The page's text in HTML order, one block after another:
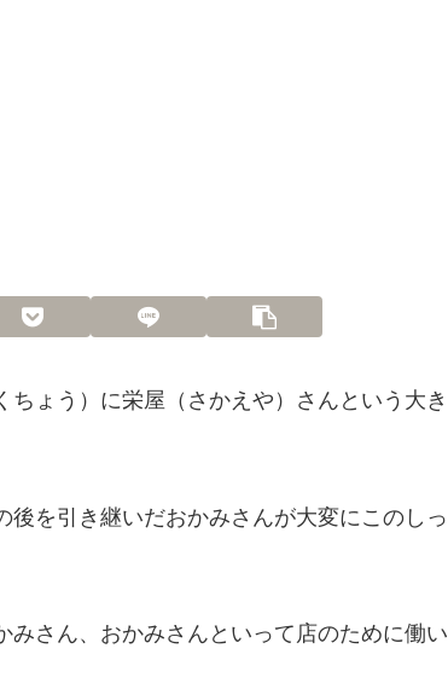
ょう）に栄屋（さかえや）さんという大き
を引き継いだおかみさんが大変にこのしっ
みさん、おかみさんといって店のために働い